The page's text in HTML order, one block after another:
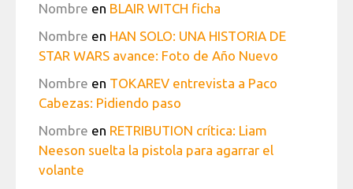
Nombre en BLAIR WITCH ficha
Nombre en HAN SOLO: UNA HISTORIA DE
STAR WARS avance: Foto de Año Nuevo
Nombre en TOKAREV entrevista a Paco
Cabezas: Pidiendo paso
Nombre en RETRIBUTION crítica: Liam
Neeson suelta la pistola para agarrar el
volante